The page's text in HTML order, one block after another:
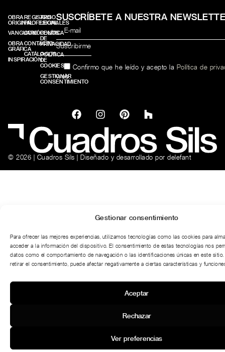
Gestionar consentimiento
Para ofrecer las mejores experiencias, utilizamos tecnologías como las cookies para
acceder a la información del dispositivo. El consentimiento de estas tecnologías nos
datos como el comportamiento de navegación o las identificaciones únicas en este
retirar el consentimiento, puede afectar negativamente a ciertas características y
Aceptar
Rechazar
Ver preferencias
OBRA
ORIGINAL
VANGUARD
OBRA
GRÁFICA
INSPIRACIÓN
REGISTRO
PROFESIONALES
CONÓCENOS
CONTACTO
CATÁLOGOS
AVISO
LEGAL
POLÍTICA
DE
PRIVACIDAD
POLÍTICA
DE
COOKIES
GESTIONAR
CONSENTIMIENTO
SUSCRÍBETE A NUESTRA
Confirmo que he leído y acepto la Política de
web.
© 2026 | Cuadros Sils | Diseñado y desarrollado por delefant
¿DUDAS CON LA